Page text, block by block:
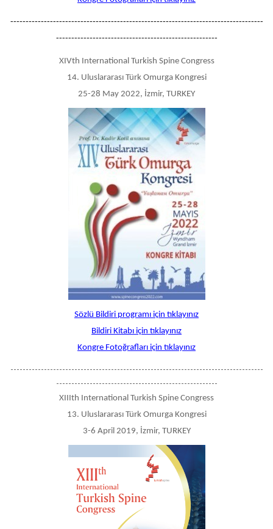
-----------------------------------------------------------------------------------
-----------------------------------------------------
XIVth International Turkish Spine Congress
14. Uluslararası Türk Omurga Kongresi
25-28 May 2022, İzmir, TURKEY
Sözlü Bildiri programı için tıklayınız
Bildiri Kitabı için tıklayınız
Kongre Fotoğrafları için tıklayınız
-----------------------------------------------------------------------------------
-----------------------------------------------------
XIIIth International Turkish Spine Congress
13. Uluslararası Türk Omurga Kongresi
3-6 April 2019, İzmir, TURKEY